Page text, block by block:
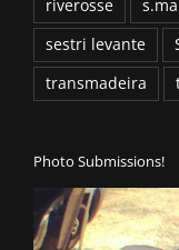
riverosse
sestri levante
transmadeira
Photo Submissions!